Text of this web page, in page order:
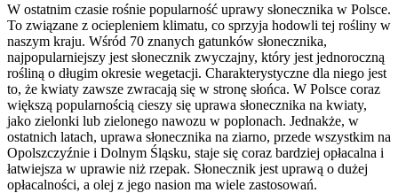
W ostatnim czasie rośnie popularność uprawy słonecznika w Polsce.
To związane z ociepleniem klimatu, co sprzyja hodowli tej rośliny w
naszym kraju. Wśród 70 znanych gatunków słonecznika,
najpopularniejszy jest słonecznik zwyczajny, który jest jednoroczną
rośliną o długim okresie wegetacji. Charakterystyczne dla niego jest
to, że kwiaty zawsze zwracają się w stronę słońca. W Polsce coraz
większą popularnością cieszy się uprawa słonecznika na kwiaty,
jako zielonki lub zielonego nawozu w poplonach. Jednakże, w
ostatnich latach, uprawa słonecznika na ziarno, przede wszystkim na
Opolszczyźnie i Dolnym Śląsku, staje się coraz bardziej opłacalna i
łatwiejsza w uprawie niż rzepak. Słonecznik jest uprawą o dużej
opłacalności, a olej z jego nasion ma wiele zastosowań.